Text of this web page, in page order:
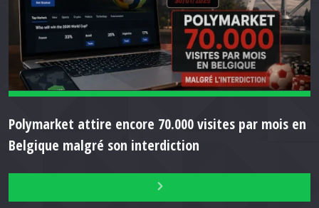
Polymarket attire encore 70.000 visites par mois en
Belgique malgré son interdiction